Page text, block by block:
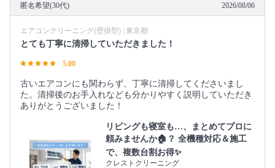
匿名希望(30代) 2026/08/06
エアコンクリーニング(壁掛型) | 東京都
とても丁寧に清掃していただきました！
5.00
古いエアコンにも関わらず、丁寧に清掃してくださいまし
た。清掃後のお手入れなども分かりやすく説明していただき
ありがとうございました！
リビングも寝室も…、まとめてプロに
頼みませんか🏠？ 全機種対応＆施工
で、複数台割お得✨
クレストクリーニング